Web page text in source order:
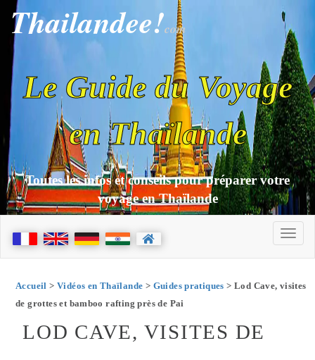
Thailandee!com
Le Guide du Voyage
en Thaïlande
Toutes les infos et conseils pour préparer votre
voyage en Thaïlande
Accueil > Vidéos en Thaïlande > Guides pratiques > Lod Cave, visites
de grottes et bamboo rafting près de Pai
LOD CAVE, VISITES DE